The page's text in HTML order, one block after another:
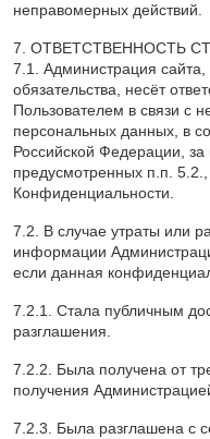
неправомерных действий.
7. ОТВЕТСТВЕННОСТЬ
7.1. Администрация
обязательства, несёт
Пользователем в связи с
персональных данных, в
Российской Федерации,
предусмотренных п.п.
Конфиденциальности.
7.2. В случае утраты или
информации
если данная
7.2.1. Стала публичным
разглашения.
7.2.2. Была получена от
получения
7.2.3. Была разглашена с